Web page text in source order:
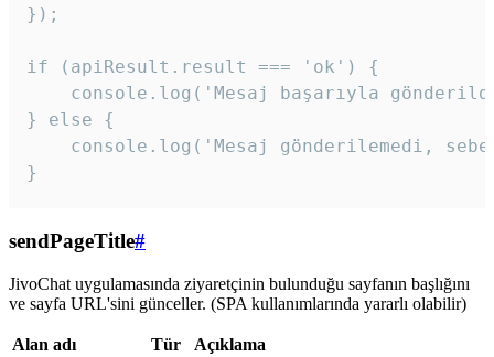
});
if (apiResult.result === 'ok') {
console.log('Mesaj başarıyla
} else {
console.log('Mesaj gönderilemedi,
}
sendPageTitle#
JivoChat uygulamasında ziyaretçinin bulunduğu sayfanın başlığını
ve sayfa URL'sini günceller. (SPA kullanımlarında yararlı olabilir)
Alan adı Tür
Açıklama